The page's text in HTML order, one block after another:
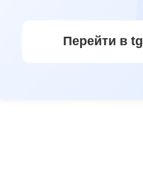
Перейти в tg